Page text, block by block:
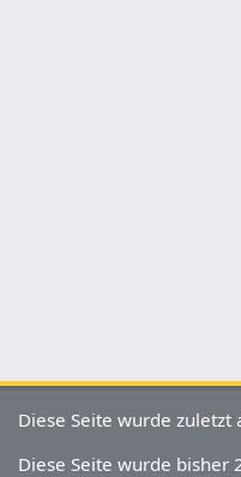
Diese Seite wurde
Diese Seite wurde bisher